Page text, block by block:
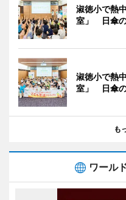
淑徳小で熱
室」 日傘
淑徳小で熱
室」 日傘
も
ワール